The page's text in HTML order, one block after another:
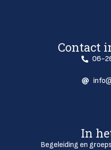
Contact
06-
In
Begeleiding en